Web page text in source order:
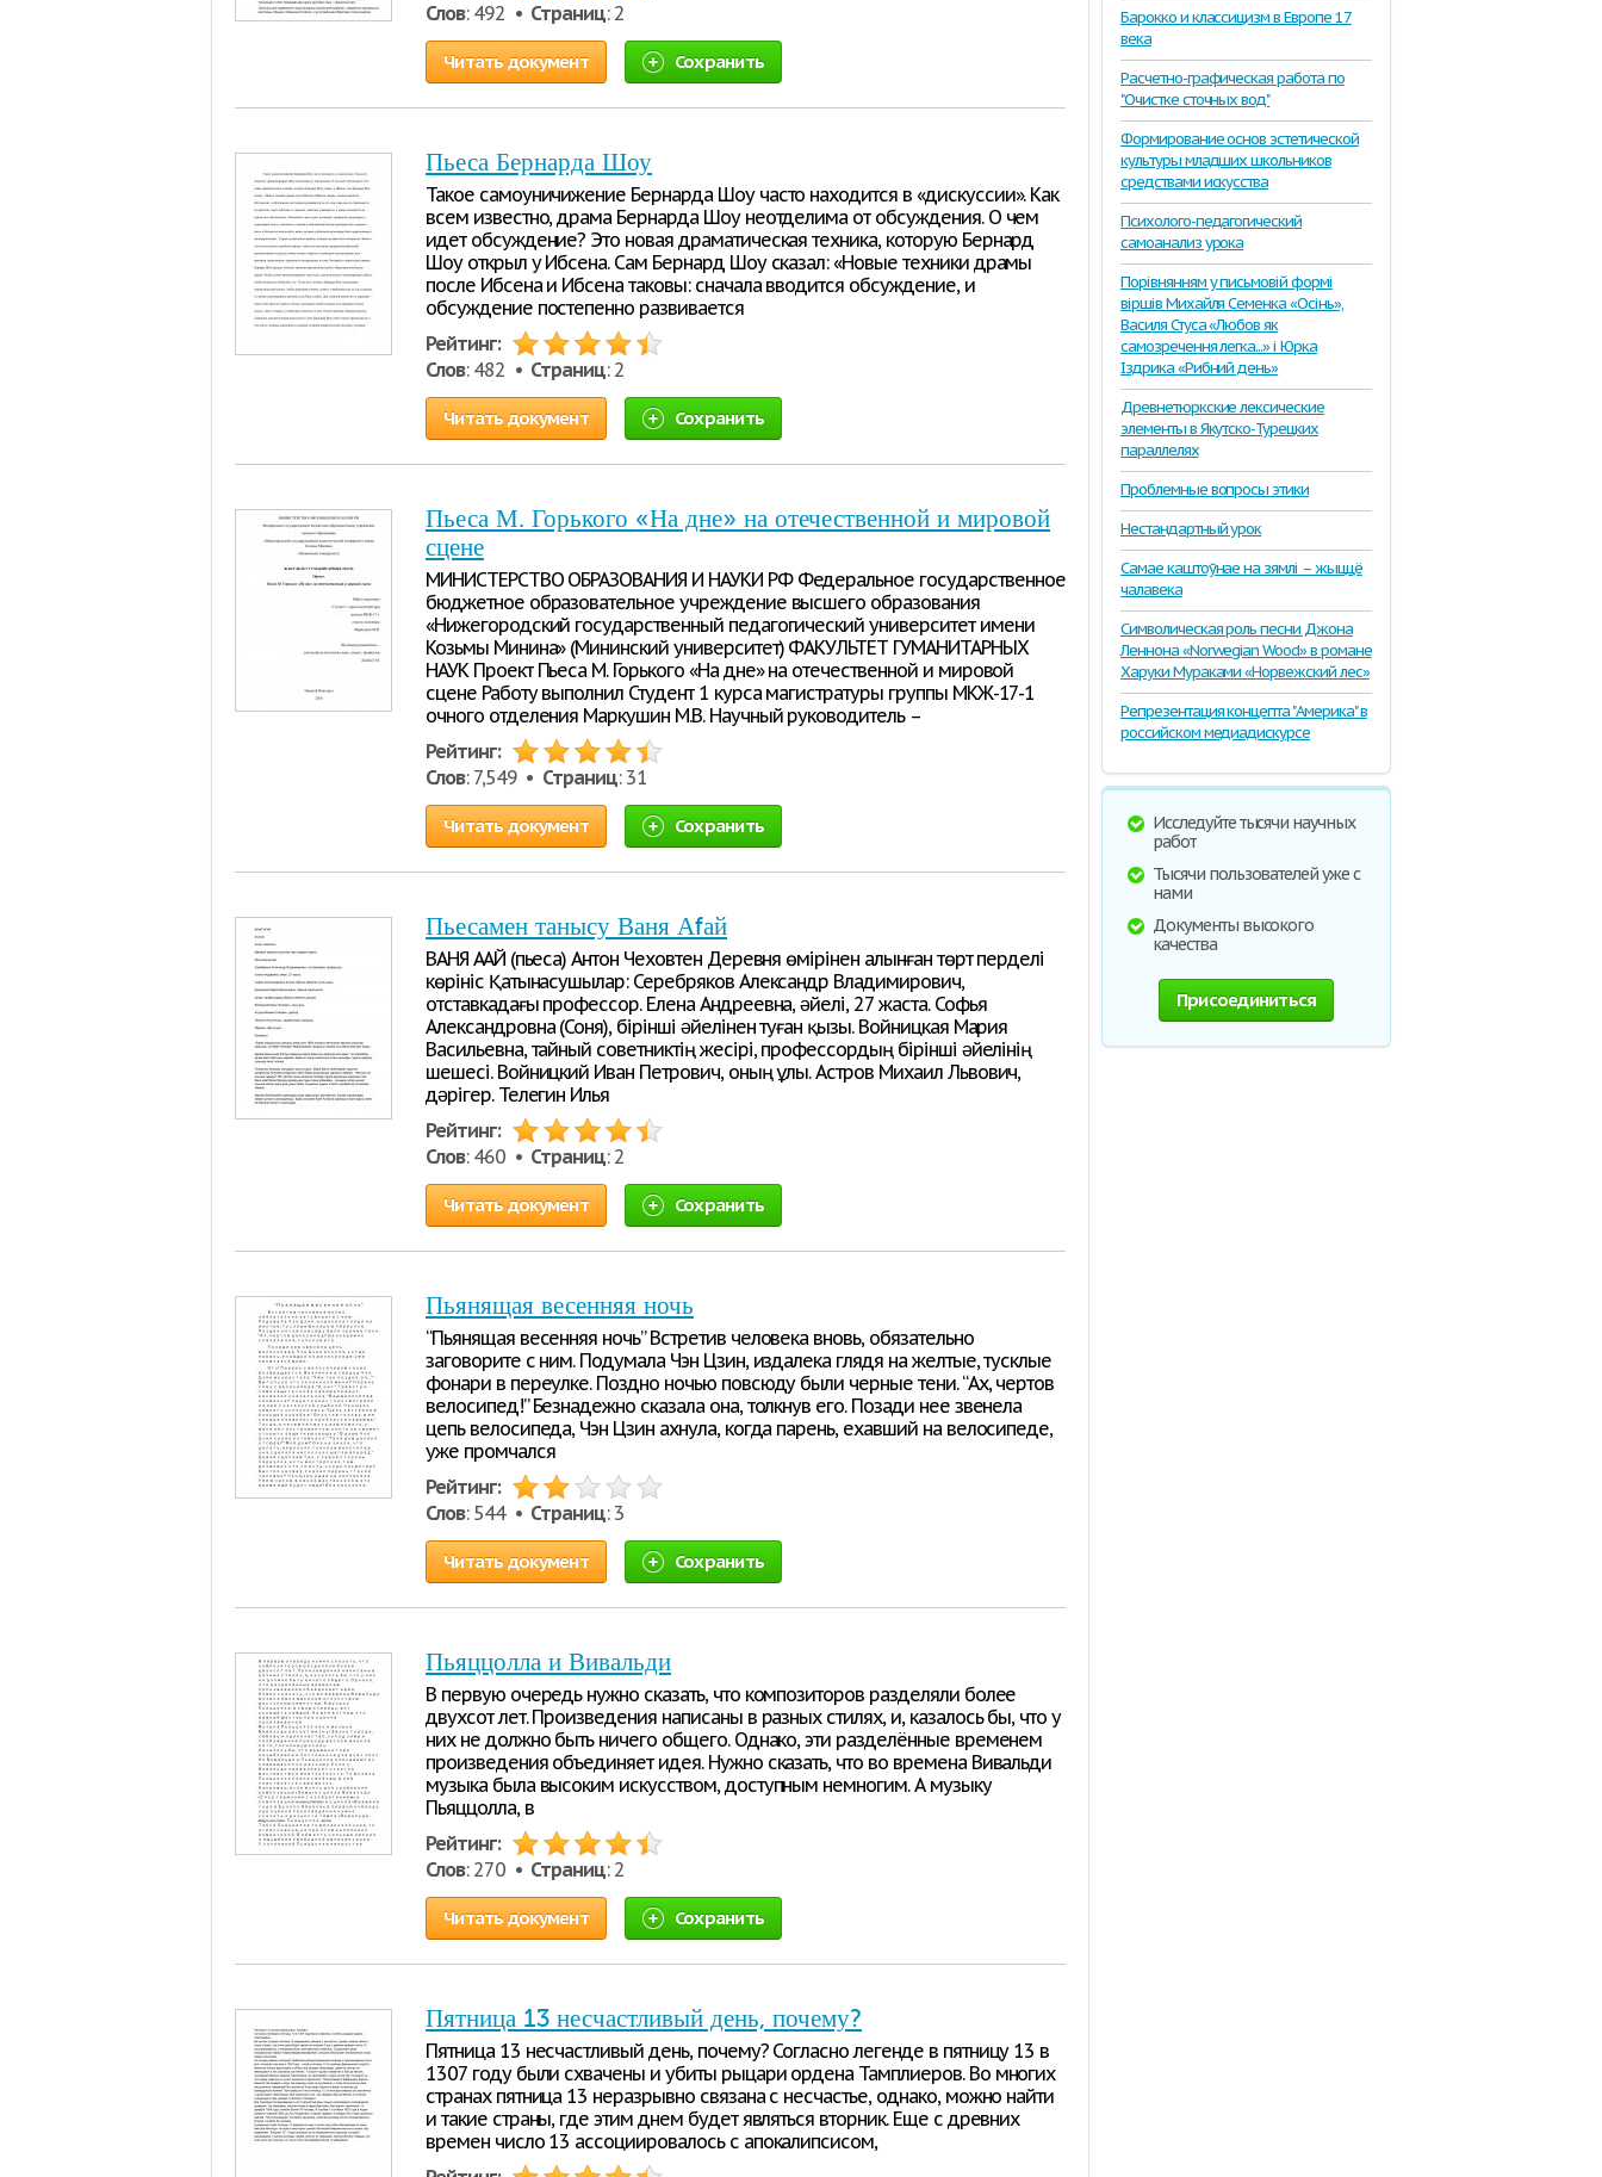
Слов: 492 • Страниц: 2
Читать документ Сохранить
Пьеса Бернарда Шоу
Такое самоуничижение Бернарда Шоу часто находится в «дискуссии». Как
всем известно, драма Бернарда Шоу неотделима от обсуждения. О чем
идет обсуждение? Это новая драматическая техника, которую Бернард
Шоу открыл у Ибсена. Сам Бернард Шоу сказал: «Новые техники драмы
после Ибсена и Ибсена таковы: сначала вводится обсуждение, и
обсуждение постепенно развивается
Рейтинг:
Слов: 482 • Страниц: 2
Читать документ Сохранить
Пьеса М. Горького «На дне» на отечественной и мировой
сцене
МИНИСТЕРСТВО ОБРАЗОВАНИЯ И НАУКИ РФ Федеральное государственное
бюджетное образовательное учреждение высшего образования
«Нижегородский государственный педагогический университет имени
Козьмы Минина» (Мининский университет) ФАКУЛЬТЕТ ГУМАНИТАРНЫХ
НАУК Проект Пьеса М. Горького «На дне» на отечественной и мировой
сцене Работу выполнил Студент 1 курса магистратуры группы МКЖ-17-1
очного отделения Маркушин М.В. Научный руководитель –
Рейтинг:
Слов: 7,549 • Страниц: 31
Читать документ Сохранить
Пьесамен танысу Ваня Аfай
ВАНЯ АҒАЙ (пьеса) Антон Чеховтен Деревня өмірінен алынған төрт перделі
көрініс Қатынасушылар: Серебряков Александр Владимирович,
отставкадағы профессор. Елена Андреевна, əйелі, 27 жаста. Софья
Александровна (Соня), бірінші əйелінен туған қызы. Войницкая Мария
Васильевна, тайный советниктің жесірі, профессордың бірінші əйелінің
шешесі. Войницкий Иван Петрович, оның ұлы. Астров Михаил Львович,
дəрігер. Телегин Илья
Рейтинг:
Слов: 460 • Страниц: 2
Читать документ Сохранить
Пьянящая весенняя ночь
“Пьянящая весенняя ночь” Встретив человека вновь, обязательно
заговорите с ним. Подумала Чэн Цзин, издалека глядя на желтые, тусклые
фонари в переулке. Поздно ночью повсюду были черные тени. “Ах, чертов
велосипед!” Безнадежно сказала она, толкнув его. Позади нее звенела
цепь велосипеда, Чэн Цзин ахнула, когда парень, ехавший на велосипеде,
уже промчался
Рейтинг:
Слов: 544 • Страниц: 3
Читать документ Сохранить
Пьяццолла и Вивальди
В первую очередь нужно сказать, что композиторов разделяли более
двухсот лет. Произведения написаны в разных стилях, и, казалось бы, что у
них не должно быть ничего общего. Однако, эти разделённые временем
произведения объединяет идея. Нужно сказать, что во времена Вивальди
музыка была высоким искусством, доступным немногим. А музыку
Пьяццолла, в
Рейтинг:
Слов: 270 • Страниц: 2
Читать документ Сохранить
Пятница 13 несчастливый день, почему?
Пятница 13 несчастливый день, почему? Согласно легенде в пятницу 13 в
1307 году были схвачены и убиты рыцари ордена Тамплиеров. Во многих
странах пятница 13 неразрывно связана с несчастье, однако, можно найти
и такие страны, где этим днем будет являться вторник. Еще с древних
времен число 13 ассоциировалось с апокалипсисом,
Барокко и классицизм в Европе 17
века
Расчетно-графическая работа по
"Очистке сточных вод"
Формирование основ эстетической
культуры младших школьников
средствами искусства
Психолого-педагогический
самоанализ урока
Порівнянням у письмовій формі
віршів Михайля Семенка «Осінь»,
Василя Стуса «Любов як
самозречення легка...» і Юрка
Іздрика «Рибний день»
Древнетюркские лексические
элементы в Якутско-Турецких
параллелях
Проблемные вопросы этики
Нестандартный урок
Самае каштоўнае на зямлі – жыццё
чалавека
Символическая роль песни Джона
Леннона «Norwegian Wood» в романе
Харуки Мураками «Норвежский лес»
Репрезентация концепта "Америка" в
российском медиадискурсе
Исследуйте тысячи научных
работ
Тысячи пользователей уже с
нами
Документы высокого
качества
Присоединиться